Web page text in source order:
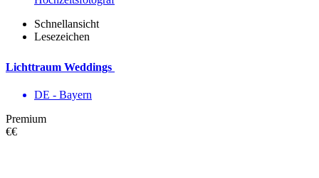
Schnellansicht
Lesezeichen
Lichttraum Weddings
DE - Bayern
Premium
€€